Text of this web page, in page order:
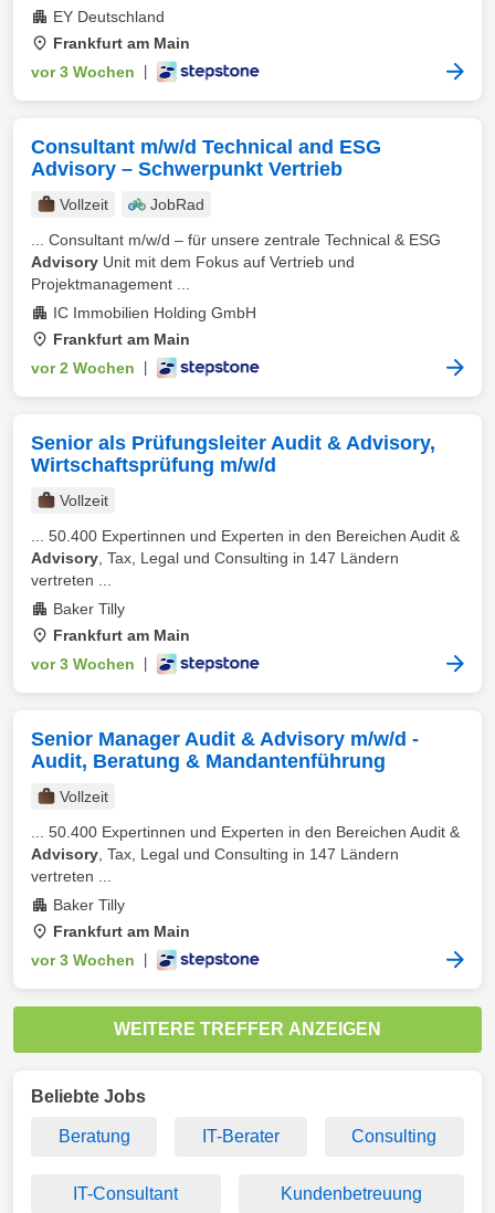
EY Deutschland
Frankfurt am Main
vor 3 Wochen
Consultant m/w/d Technical and ESG
Advisory – Schwerpunkt Vertrieb
Vollzeit
JobRad
... Consultant m/w/d – für unsere zentrale Technical & ESG
Advisory Unit mit dem Fokus auf Vertrieb und
Projektmanagement ...
IC Immobilien Holding GmbH
Frankfurt am Main
vor 2 Wochen
Senior als Prüfungsleiter Audit & Advisory,
Wirtschaftsprüfung m/w/d
Vollzeit
... 50.400 Expertinnen und Experten in den Bereichen Audit &
Advisory , Tax, Legal und Consulting in 147 Ländern
vertreten ...
Baker Tilly
Frankfurt am Main
vor 3 Wochen
Senior Manager Audit & Advisory m/w/d -
Audit, Beratung & Mandantenführung
Vollzeit
... 50.400 Expertinnen und Experten in den Bereichen Audit &
Advisory , Tax, Legal und Consulting in 147 Ländern
vertreten ...
Baker Tilly
Frankfurt am Main
vor 3 Wochen
WEITERE TREFFER ANZEIGEN
Beliebte Jobs
Beratung IT-Berater Consulting
IT-Consultant Kundenbetreuung